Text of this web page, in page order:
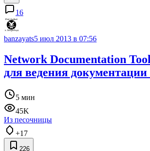
16
banzayats5 июл 2013 в 07:56
Network Documentation
для ведения документации
5 мин
45K
Из песочницы
+17
226